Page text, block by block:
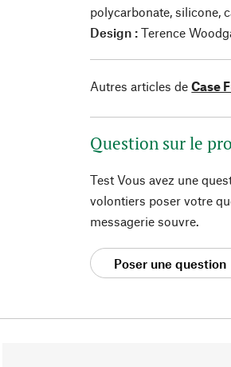
polycarbonate, silicone,
Design : Terence
Autres articles de Case
Question sur le
Test Vous avez une
volontiers poser votre
messagerie souvre.
Poser une question